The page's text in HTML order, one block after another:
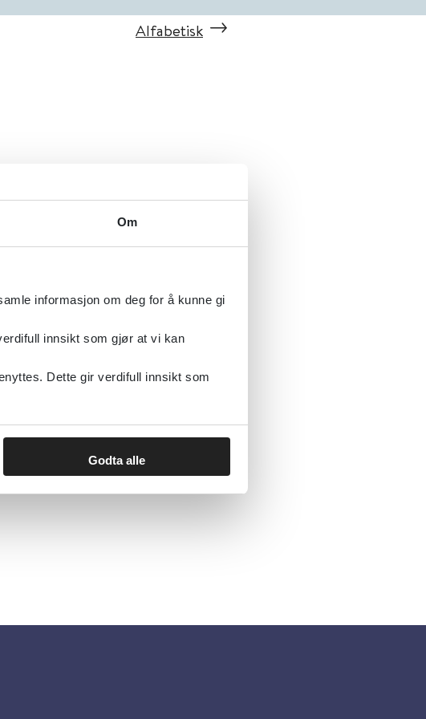
Om
informasjon om deg for å kunne gi
innsikt som gjør at vi kan
Dette gir verdifull innsikt som
Godta alle
Alfabetisk